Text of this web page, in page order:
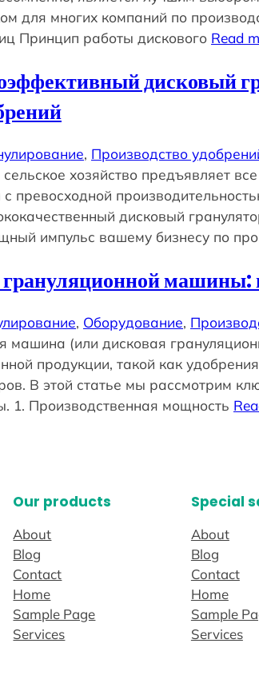
для многих компаний по
Принцип работы дискового Read
дисковый
, Производство
хозяйство предъявляет
превосходной
дисковый
импульс вашему бизнесу по
машины:
, Оборудование,
машина (или дисковая
продукции, такой как
В этой статье мы рассмотрим
1. Производственная мощность
Our products
About
Blog
Contact
Home
Sample Page
Services
Special
About
Blog
Contact
Home
Sample
Services